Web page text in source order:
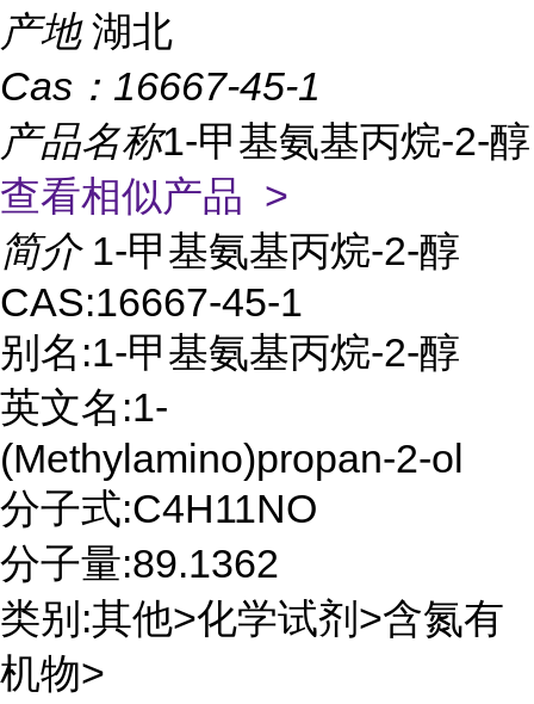
产地 湖北
Cas： 16667-45-1
产品名称1-甲基氨基丙烷-2-醇
查看相似产品 >
简介 1-甲基氨基丙烷-2-醇
CAS:16667-45-1
别名:1-甲基氨基丙烷-2-醇
英文名:1-
(Methylamino)propan-2-ol
分子式:C4H11NO
分子量:89.1362
类别:其他>化学试剂>含氮有
机物>